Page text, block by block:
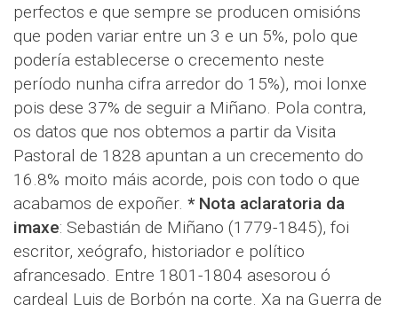
perfectos e que sempre se producen omisións
que poden variar entre un 3 e un 5%, polo que
podería establecerse o crecemento neste
período nunha cifra arredor do 15%), moi lonxe
pois dese 37% de seguir a Miñano. Pola contra,
os datos que nos obtemos a partir da Visita
Pastoral de 1828 apuntan a un crecemento do
16.8% moito máis acorde, pois con todo o que
acabamos de expoñer. * Nota aclaratoria da
imaxe: Sebastián de Miñano (1779-1845), foi
escritor, xeógrafo, historiador e político
afrancesado. Entre 1801-1804 asesorou ó
cardeal Luis de Borbón na corte. Xa na Guerra de